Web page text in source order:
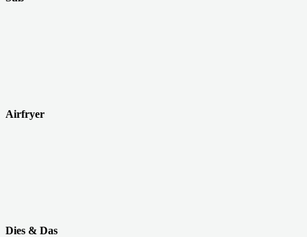
Airfryer
Dies & Das